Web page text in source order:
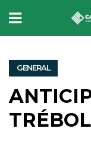
GENERAL
TRÉBOL